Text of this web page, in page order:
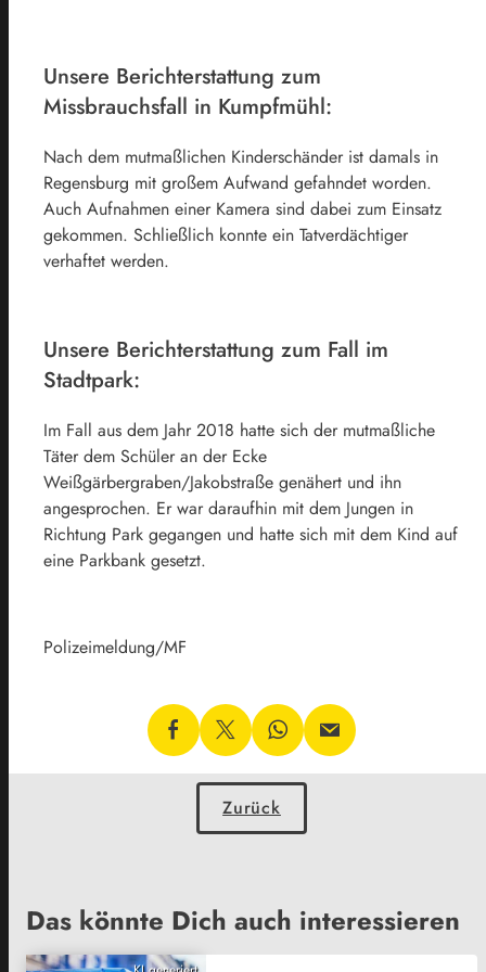
Unsere Berichterstattung zum
Missbrauchsfall in Kumpfmühl:
Nach dem mutmaßlichen Kinderschänder ist damals in
Regensburg mit großem Aufwand gefahndet worden.
Auch Aufnahmen einer Kamera sind dabei zum Einsatz
gekommen. Schließlich konnte ein Tatverdächtiger
verhaftet werden.
Unsere Berichterstattung zum Fall im
Stadtpark:
Im Fall aus dem Jahr 2018 hatte sich der mutmaßliche
Täter dem Schüler an der Ecke
Weißgärbergraben/Jakobstraße genähert und ihn
angesprochen. Er war daraufhin mit dem Jungen in
Richtung Park gegangen und hatte sich mit dem Kind auf
eine Parkbank gesetzt.
Polizeimeldung/MF
Zurück
Das könnte Dich auch interessieren